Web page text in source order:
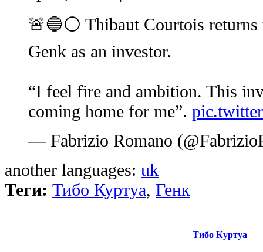
🚨🔵⚪️ Thibaut Courtois
Genk as an investor.
“I feel fire and ambition. This
coming home for me”.
— Fabrizio Romano
another languages: uk
Теги: Тибо Куртуа, Генк
Тибо Куртуа